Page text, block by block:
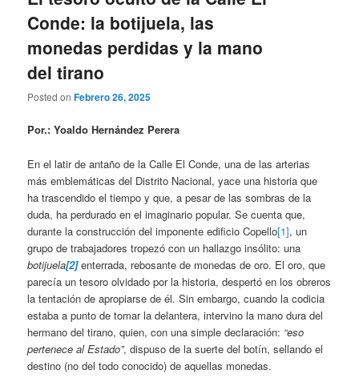
Conde: la botijuela, las
monedas perdidas y la mano
del tirano
Posted onFebrero 26, 2025
Por.: Yoaldo Hernández Perera
En el latir de antaño de la Calle El Conde, una de las arterias
más emblemáticas del Distrito Nacional, yace una historia que
ha trascendido el tiempo y que, a pesar de las sombras de la
duda, ha perdurado en el imaginario popular. Se cuenta que,
durante la construcción del imponente edificio Copello[1], un
grupo de trabajadores tropezó con un hallazgo insólito: una
botijuela[2]enterrada, rebosante de monedas de oro. El oro, que
parecía un tesoro olvidado por la historia, despertó en los obreros
la tentación de apropiarse de él. Sin embargo, cuando la codicia
estaba a punto de tomar la delantera, intervino la mano dura del
hermano del tirano, quien, con una simple declaración: “eso
pertenece al Estado”, dispuso de la suerte del botín, sellando el
destino (no del todo conocido) de aquellas monedas.